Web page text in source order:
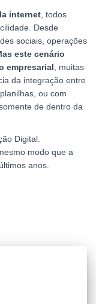
internet , todos
Desde
sociais, operações
este cenário
empresarial , muitas
da integração entre
ou com
de dentro da
Digital.
modo que a
anos.